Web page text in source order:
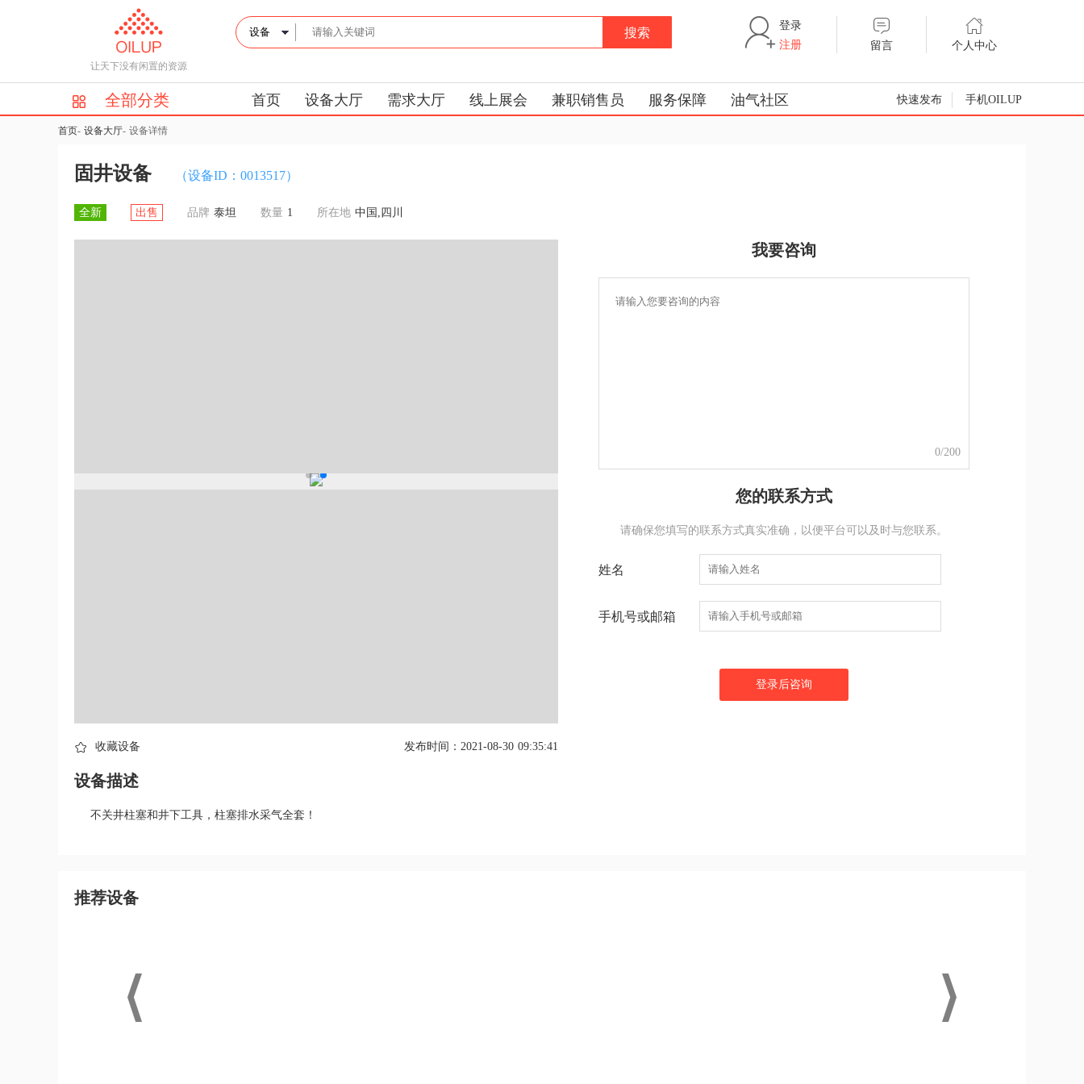
让天下没有闲置的资源
搜索
登录
注册
留言 个人中心
全部分类 首页 设备大厅 需求大厅 线上展会 兼职销售员 服务保障 油气社区 手机OILUP
快速发布
首页- 设备大厅- 设备详情
固井设备 （设备ID：0013517）
全新 出售 品牌 泰坦 数量 1 所在地 中国,四川
收藏设备 发布时间：2021-08-30 09:35:41
我要咨询
0/200
您的联系方式
请确保您填写的联系方式真实准确，以便平台可以及时与您联系。
姓名
手机号或邮箱
登录后咨询
设备描述
不关井柱塞和井下工具，柱塞排水采气全套！
推荐设备